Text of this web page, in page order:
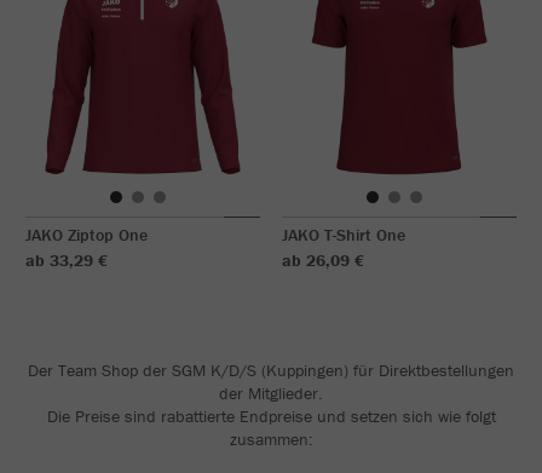
JAKO Ziptop One
ab 33,29 €
JAKO T-Shirt One
ab 26,09 €
Der Team Shop der SGM K/D/S (Kuppingen) für Direktbestellungen
der Mitglieder.
Die Preise sind rabattierte Endpreise und setzen sich wie folgt
zusammen: